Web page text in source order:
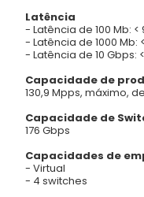
Latência
- Latência de 100 Mb: <
- Latência de 1000 Mb:
- Latência de 10 Gbps:
Capacidade de
130,9 Mpps, máximo,
Capacidade de
176 Gbps
Capacidades de
- Virtual
- 4 switches